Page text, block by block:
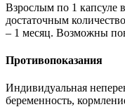
Взрослым по 1 капсуле
достаточным
– 1 месяц. Возможны
Противопоказания
Индивидуальная
беременность,